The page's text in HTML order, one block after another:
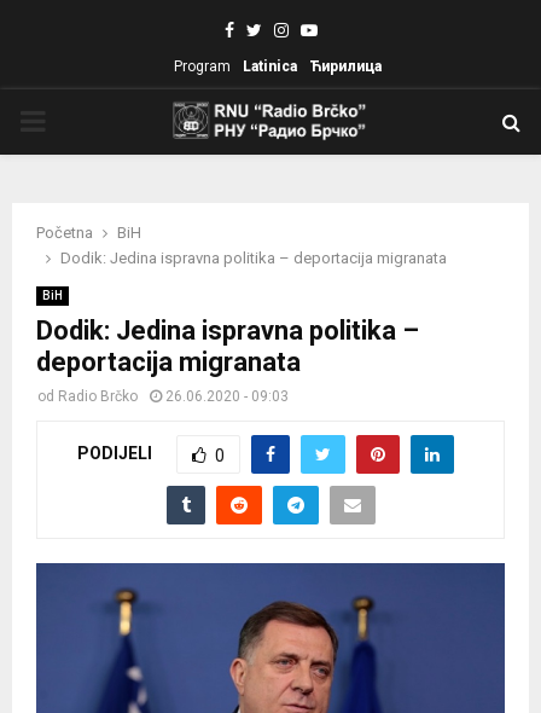
Facebook
TwitterInstagram
Youtube
Program Latinica Ћирилица
Početna
BiH
Dodik: Jedina ispravna politika – deportacija migranata
BiH
Dodik: Jedina ispravna politika –
deportacija migranata
od Radio Brčko 26.06.2020 - 09:03
PODIJELI 0